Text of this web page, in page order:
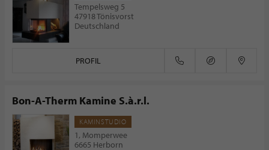
Tempelsweg 5
47918 Tönisvorst
Deutschland
PROFIL
Bon-A-Therm Kamine S.à.r.l.
KAMINSTUDIO
1, Momperwee
6665 Herborn